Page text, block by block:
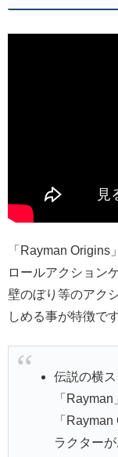
「Rayman
ロールアクション
壁のぼり等のアク
しめる事が特徴です
伝説の横
「
「
ラクター